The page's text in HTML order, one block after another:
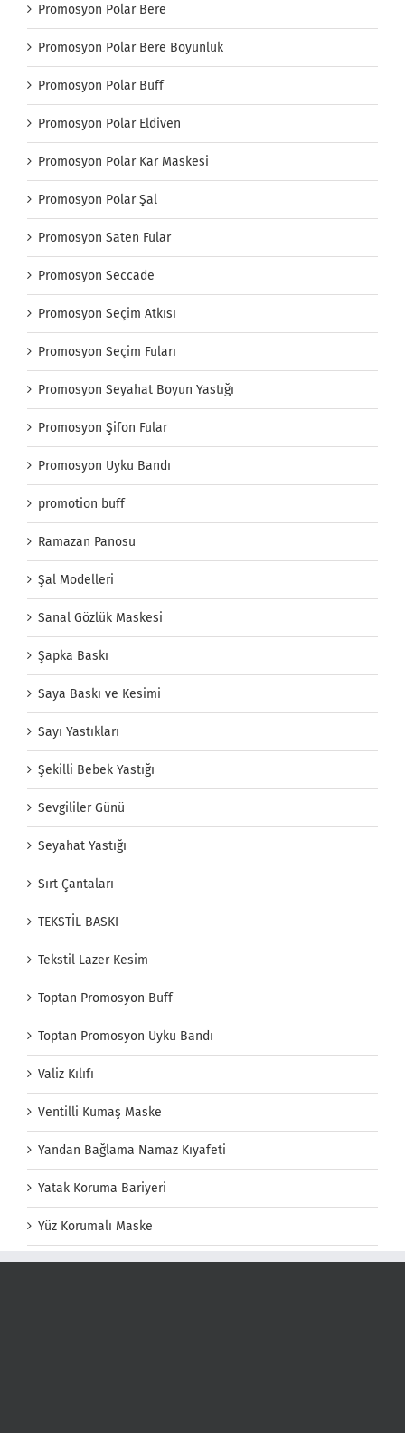
Promosyon Polar Bere
Promosyon Polar Bere Boyunluk
Promosyon Polar Buff
Promosyon Polar Eldiven
Promosyon Polar Kar Maskesi
Promosyon Polar Şal
Promosyon Saten Fular
Promosyon Seccade
Promosyon Seçim Atkısı
Promosyon Seçim Fuları
Promosyon Seyahat Boyun Yastığı
Promosyon Şifon Fular
Promosyon Uyku Bandı
promotion buff
Ramazan Panosu
Şal Modelleri
Sanal Gözlük Maskesi
Şapka Baskı
Saya Baskı ve Kesimi
Sayı Yastıkları
Şekilli Bebek Yastığı
Sevgililer Günü
Seyahat Yastığı
Sırt Çantaları
TEKSTİL BASKI
Tekstil Lazer Kesim
Toptan Promosyon Buff
Toptan Promosyon Uyku Bandı
Valiz Kılıfı
Ventilli Kumaş Maske
Yandan Bağlama Namaz Kıyafeti
Yatak Koruma Bariyeri
Yüz Korumalı Maske